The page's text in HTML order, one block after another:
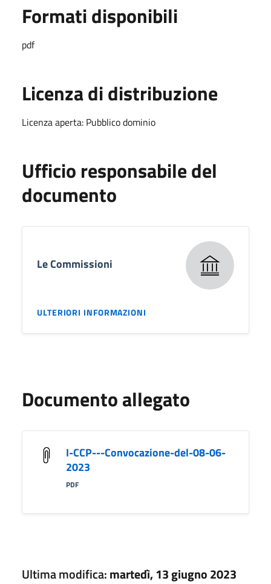
Formati disponibili
pdf
Licenza di distribuzione
Licenza aperta: Pubblico dominio
Ufficio responsabile del
documento
Le Commissioni
ULTERIORI INFORMAZIONI
Documento allegato
I-CCP---Convocazione-del-08-06-
2023
PDF
Ultima modifica:martedì, 13 giugno 2023